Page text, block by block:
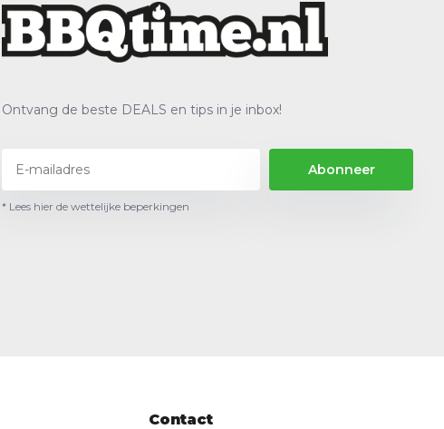
Ontvang de beste DEALS en tips in je inbox!
Abonneer
* Lees hier de wettelijke beperkingen
Contact